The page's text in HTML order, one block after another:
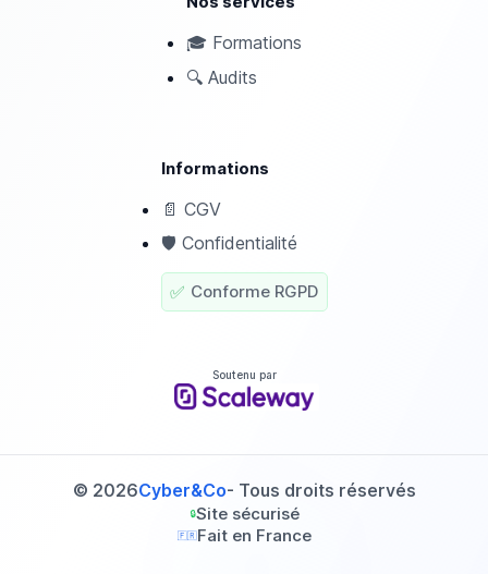
🎓 Formations
🔍 Audits
Informations
📄 CGV
🛡️ Confidentialité
✅ Conforme RGPD
Soutenu par
© 2026Cyber&Co- Tous droits réservés
🔒Site sécurisé
🇫🇷 Fait en France